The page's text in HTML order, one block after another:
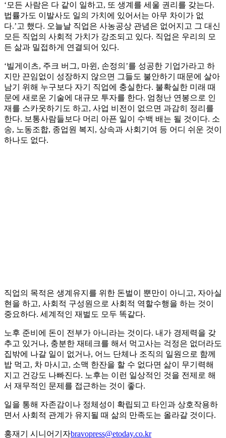
‘모든 사람은 다 같이 일하고, 또 생계를 세울 권리를 갖는다.
법률가도 이발사도 일의 가치에 있어서는 아무 차이가 없
다.’고 했다. 오늘날 직업은 사농공상 관념은 없어지고 그 대신
모든 직업의 사회적 가치가 강조되고 있다. 직업은 우리의 모
든 삶과 밀접하게 연결되어 있다.
‘빌게이츠, 주크 버그, 마윈, 손정의’를 성공한 기업가라고 하
지만 끈임없이 성장하지 않으면 그들도 불안하기 때문에 살아
남기 위해 누구보다 자기 직업에 충실한다. 불확실한 미래 때
문에 새로운 기술에 대규모 투자를 한다. 엄청난 연봉으로 인
재를 스카웃하기도 하고, 사업 비전이 없으면 과감히 정리를
한다. 보통사람들보다 머리 아픈 일이 수백 배는 될 것이다. 소
송, 노동조합, 종업원 복지, 상속과 사회기여 등 어디 쉬운 것이
하나도 없다.
직업의 목적은 생계유지를 위한 돈벌이 뿐만이 아니고, 자아실
현을 하고, 사회적 구성원으로 사회적 역할수행을 하는 것이
중요하다. 세계적인 재벌도 모두 똑같다.
노후 준비에 돈이 전부가 아니라는 것이다. 내가 경제력을 갖
추고 있거나, 충분한 재테크를 해서 먹고사는 걱정은 없더라도
집밖에 나갈 일이 없거나, 어느 단체나 조직의 일원으로 함께
밥 먹고, 차 마시고, 소맥 한잔을 할 수 없다면 삶이 무기력해
지고 건강도 나빠진다. 노후는 이런 일상적인 것을 전제로 해
서 재무적인 문제를 접근하는 것이 좋다.
일을 통해 자존감이나 정체성이 확립되고 타인과 상호작용하
면서 사회적 관계가 유지될 때 삶의 만족도는 올라갈 것이다.
홍재기 시니어기자bravopress@etoday.co.kr